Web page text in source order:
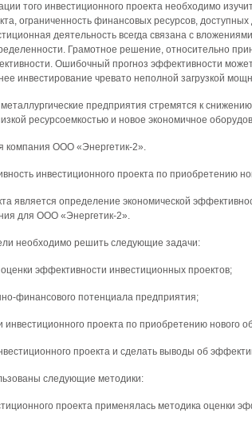
того инвестиционного проекта необходимо
ограниченность финансовых ресурсов,
деятельность всегда связана с
Грамотное решение, относительно
Ошибочный прогноз эффективности
инвестирование чревато неполной загрузкой
предприятия стремятся к
ресурсоемкостью и новое экономичное
компания ООО «Энергетик-2».
инвестиционного проекта по приобретению
является определение экономической
для ООО «Энергетик-2».
необходимо решить следующие задачи:
эффективности инвестиционных проектов;
финансового потенциала предприятия;
инвестиционного проекта по приобретению нового
проекта и сделать выводы об
следующие методики:
проекта применялась методика оценки